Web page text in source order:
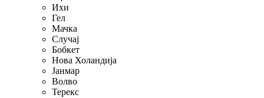
Ихи
Гел
Мачка
Случај
Бобкет
Нова Холандија
Јанмар
Волво
Терекс